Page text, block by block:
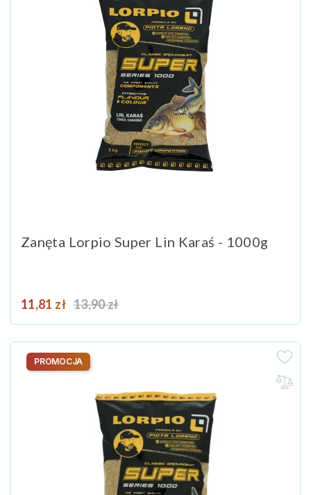
Zanęta Lorpio Super Lin Karaś - 1000g
Cena
11,81 zł Cena podstawowa
13,90 zł
PROMOCJA